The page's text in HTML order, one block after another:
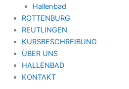
Hallenbad
ROTTENBURG
REUTLINGEN
KURSBESCHREIBUNG
ÜBER UNS
HALLENBAD
KONTAKT